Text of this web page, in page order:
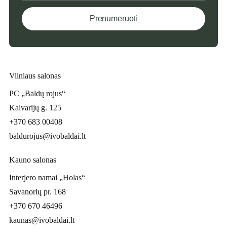
Prenumeruoti
Vilniaus salonas
PC „Baldų rojus“
Kalvarijų g. 125
+370 683 00408
baldurojus@ivobaldai.lt
Kauno salonas
Interjero namai „Holas“
Savanorių pr. 168
+370 670 46496
kaunas@ivobaldai.lt